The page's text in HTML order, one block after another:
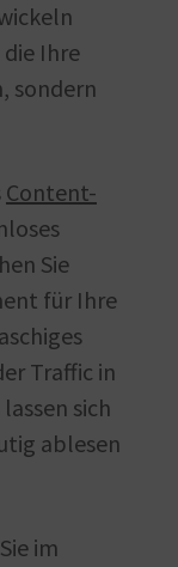
Ihre
sondern
Content-
Sie
für Ihre
Traffic in
sich
ablesen
im